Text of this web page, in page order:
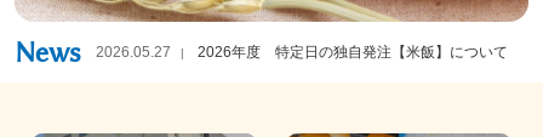
News 2026.05.27 2026年度 特定日の独自発注【米飯】について